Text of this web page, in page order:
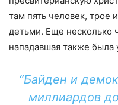
там пять человек, трое
детьми. Еще несколько
нападавшая также была
“Байден и
миллиардов